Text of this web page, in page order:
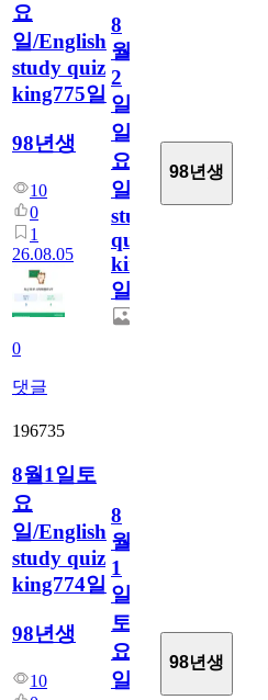
요
일/English
study quiz
king775일
98년생
10
0
1
26.08.05
0
댓글
8
월
2
일
일
요
일/English
study
quiz
king775
일
98년생
196735
8월1일토
요
일/English
study quiz
king774일
98년생
10
8
월
1
일
토
요
일/English
98년생